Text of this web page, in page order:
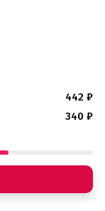
442 ₽
340 ₽